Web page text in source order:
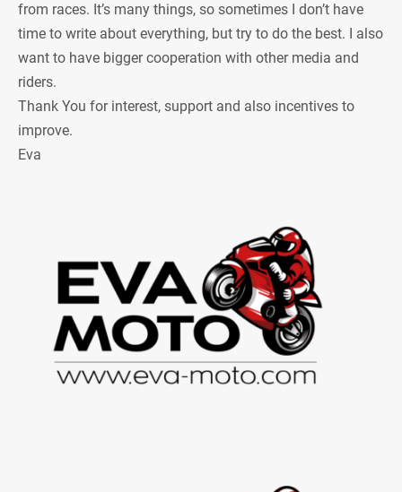
from races. It’s many things, so sometimes I don’t have
time to write about everything, but try to do the best. I also
want to have bigger cooperation with other media and
riders.
Thank You for interest, support and also incentives to
improve.
Eva